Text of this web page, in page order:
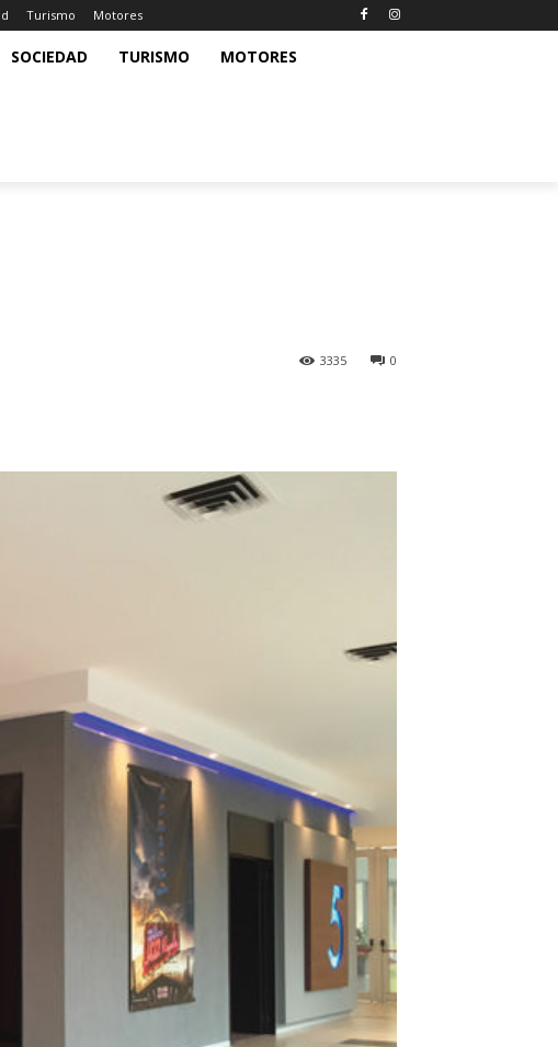
Turismo Motores
SOCIEDAD TURISMO MOTORES
0
3335